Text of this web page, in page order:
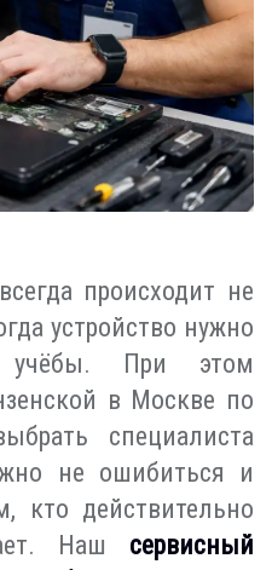
происходит не
устройство нужно
При этом
в Москве по
специалиста
не ошибиться и
кто действительно
Наш сервисный